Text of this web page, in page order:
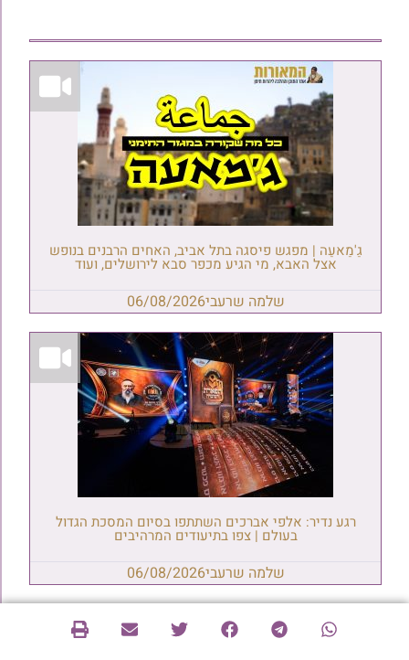
גַ'מַאעַה | מפגש פיסגה בתל אביב, האחים הרבנים בנופש
אצל האבא, מי הגיע מכפר סבא לירושלים, ועוד
שלמה שרעבי06/08/2026
רגע נדיר: אלפי אברכים השתתפו בסיום המסכת הגדול
בעולם | צפו בתיעודים המרהיבים
שלמה שרעבי06/08/2026